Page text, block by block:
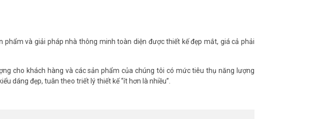
mỹ.
AQARA JT-BZ-03AQ/A
phẩm và giải pháp nhà thông minh toàn diện được thiết kế đẹp mắt, giá cả phải
cho khách hàng và các sản phẩm của chúng tôi có mức tiêu thụ năng lượng
dáng đẹp, tuân theo triết lý thiết kế “ít hơn là nhiều”.